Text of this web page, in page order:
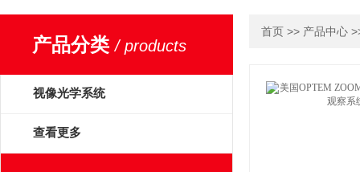
产品分类/ products
视像光学系统
查看更多
首页 >> 产品中心